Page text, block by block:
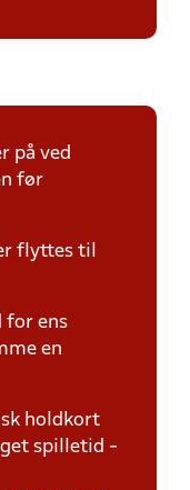
på ved
før
flyttes til
for ens
en
holdkort
spilletid -